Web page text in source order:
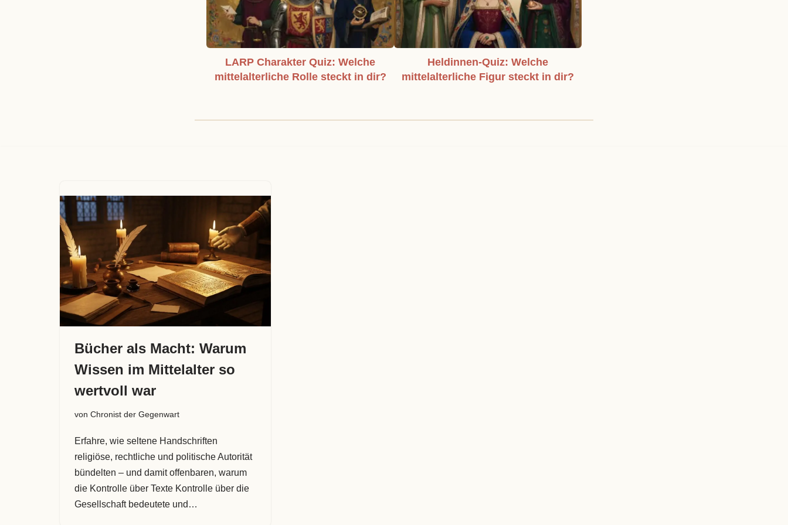
LARP Charakter Quiz: Welche
mittelalterliche Rolle steckt in dir?
Heldinnen-Quiz: Welche
mittelalterliche Figur steckt in dir?
Bücher als Macht: Warum
Wissen im Mittelalter so
wertvoll war
von Chronist der Gegenwart
Erfahre, wie seltene Handschriften
religiöse, rechtliche und politische Autorität
bündelten – und damit offenbaren, warum
die Kontrolle über Texte Kontrolle über die
Gesellschaft bedeutete und…